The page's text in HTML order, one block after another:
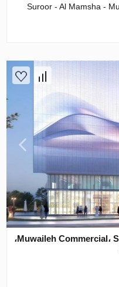
Suroor - Al Mamsha -
پروژه توسعه The Gate 4 در Muwaileh Commercial، Sharjah،